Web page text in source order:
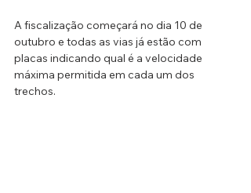
A fiscalização começará no dia 10 de
outubro e todas as vias já estão com
placas indicando qual é a velocidade
máxima permitida em cada um dos
trechos.